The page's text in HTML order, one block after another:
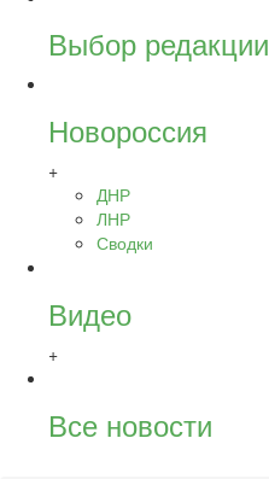
Выбор редакции
Новороссия
+
ДНР
ЛНР
Сводки
Видео
+
Все новости